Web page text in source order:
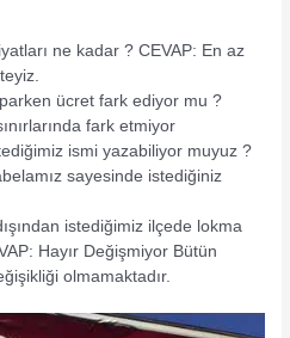
ne kadar ? CEVAP: En az
ücret fark ediyor mu ?
fark etmiyor
ismi yazabiliyor muyuz ?
sayesinde istediğiniz
istediğimiz ilçede lokma
Hayır Değişmiyor Bütün
olmamaktadır.